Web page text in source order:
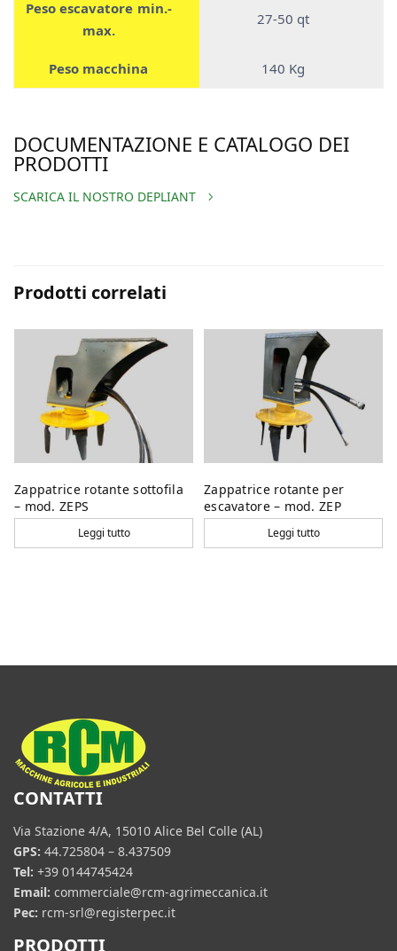
Peso escavatore min.-
max.
27-50 qt
Peso macchina 140 Kg
DOCUMENTAZIONE E CATALOGO DEI
PRODOTTI
SCARICA IL NOSTRO DEPLIANT
Prodotti correlati
Zappatrice rotante sottofila
– mod. ZEPS
Leggi tutto
Zappatrice rotante per
escavatore – mod. ZEP
Leggi tutto
CONTATTI
Via Stazione 4/A, 15010 Alice Bel Colle (AL)
GPS: 44.725804 – 8.437509
Tel: +39 0144745424
Email: commerciale@rcm-agrimeccanica.it
Pec: rcm-srl@registerpec.it
PRODOTTI